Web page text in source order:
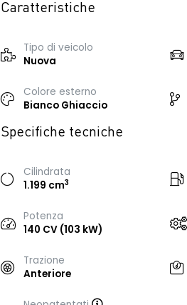
Caratteristiche
Tipo di veicolo
Nuova
Colore esterno
Bianco Ghiaccio
Specifiche tecniche
Cilindrata
1.199 cm3
Potenza
140 CV (103 kW)
Trazione
Anteriore